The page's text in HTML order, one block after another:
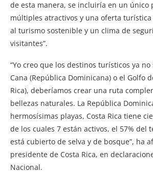
de esta manera, se incluiría en un único
múltiples atractivos y una oferta
al turismo sostenible y un clima de
visitantes”.
“Yo creo que los destinos turísticos ya no
Cana (República Dominicana) o el Golfo
Rica), deberíamos crear una ruta
bellezas naturales. La República
hermosísimas playas, Costa Rica tiene
de los cuales 7 están activos, el 57% del
está cubierto de selva y de bosque”, ha
presidente de Costa Rica, en
Nacional.